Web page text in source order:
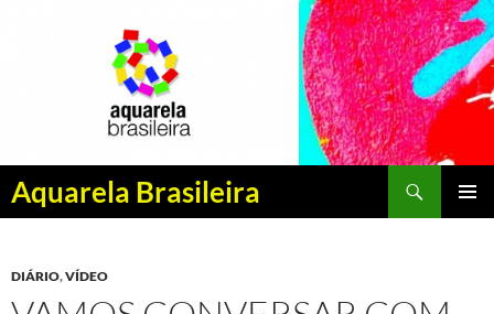
Aquarela Brasileira
Pesquisar
PULAR
CONTEÚDO
DIÁRIO,VÍDEO